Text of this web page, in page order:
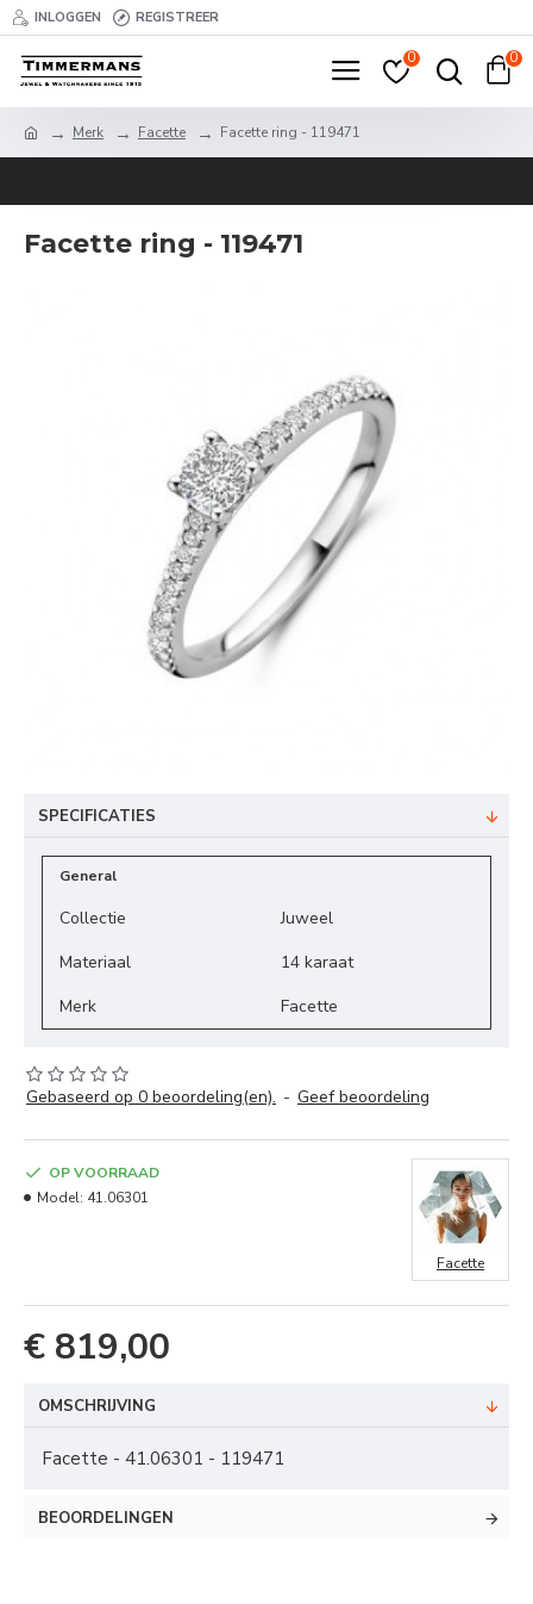
INLOGGEN REGISTREER
0 0
Merk Facette Facette ring - 119471
Facette ring - 119471
SPECIFICATIES
General
Collectie
Juweel
Materiaal
14 karaat
Merk
Facette
Gebaseerd op 0 beoordeling(en). - Geef beoordeling
€ 819,00
OP VOORRAAD
Model: 41.06301
Facette
OMSCHRIJVING
Facette - 41.06301 - 119471
BEOORDELINGEN